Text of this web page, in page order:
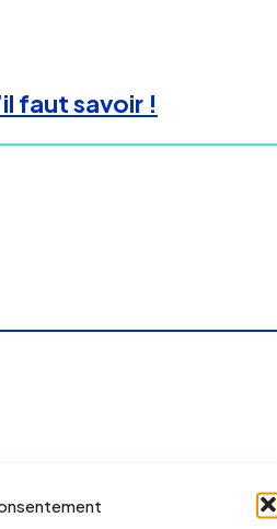
faut savoir !